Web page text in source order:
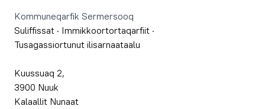
Kommuneqarfik Sermersooq
Suliffissat · Immikkoortortaqarfiit ·
Tusagassiortunut ilisarnaataalu
Kuussuaq 2,
3900 Nuuk
Kalaallit Nunaat